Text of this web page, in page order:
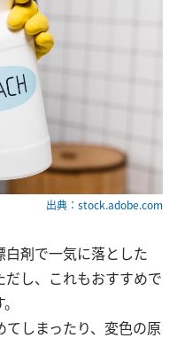
出典：stock.adobe.com
剤で一気に落とした
し、これもおすすめで
しまったり、変色の原